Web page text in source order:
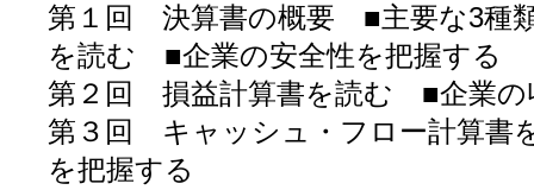
第１回 決算書の概要 ■主要な3種
を読む ■企業の安全性を把握する
第２回 損益計算書を読む ■企業の
第３回 キャッシュ・フロー計算書
を把握する